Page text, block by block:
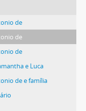
de
de
de
e Luca
de e família